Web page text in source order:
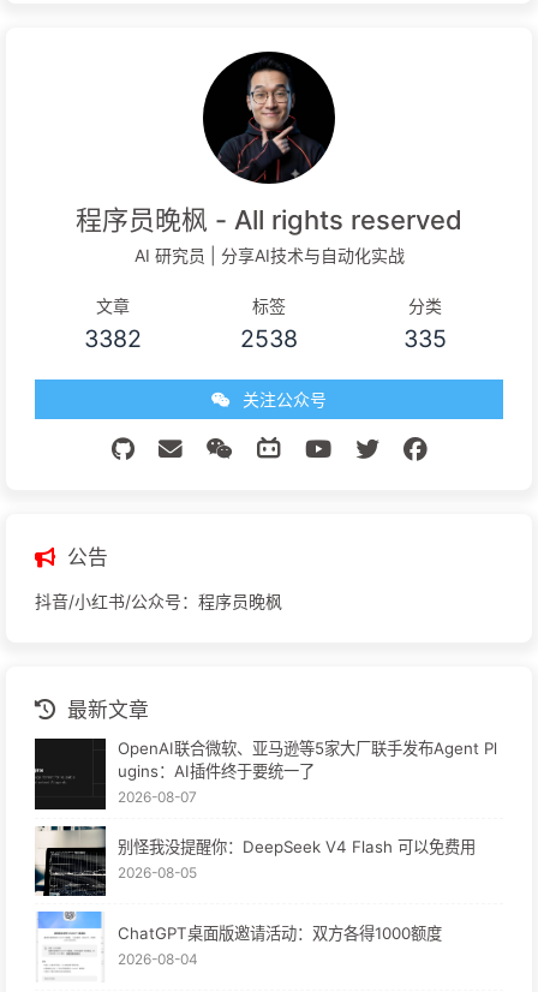
程序员晚枫 - All rights reserved
AI 研究员 | 分享AI技术与自动化实战
文章
3382
标签
2538
分类
335
关注公众号
公告
抖音/小红书/公众号：程序员晚枫
最新文章
OpenAI联合微软、亚马逊等5家大厂联手发布Agent Pl
ugins：AI插件终于要统一了
2026-08-07
别怪我没提醒你：DeepSeek V4 Flash 可以免费用
2026-08-05
ChatGPT桌面版邀请活动：双方各得1000额度
2026-08-04